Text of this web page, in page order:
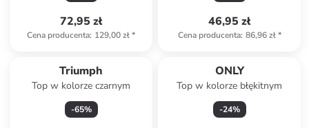
72,95 zł
Cena producenta: 129,00 zł*
46,95 zł
Cena producenta: 86,96 zł*
Triumph
Top w kolorze czarnym
-65%
ONLY
Top w kolorze błękitnym
-24%